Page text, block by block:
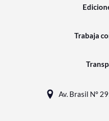
Trabaja
Av. Brasil N°